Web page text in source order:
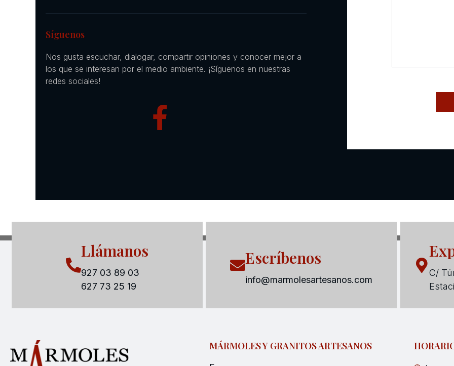
Síguenos
Nos gusta escuchar, dialogar, compartir opiniones y conocer mejor a
los que se interesan por el medio ambiente. ¡Síguenos en nuestras
redes sociales!
Llámanos
927 03 89 03
627 73 25 19
Escríbenos
info@marmolesartesanos.com
C/
MÁRMOLES Y GRANITOS ARTESANOS